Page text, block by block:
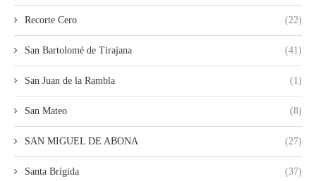
Recorte Cero (22)
San Bartolomé de Tirajana (41)
San Juan de la Rambla (1)
San Mateo (8)
SAN MIGUEL DE ABONA (27)
Santa Brígida (37)